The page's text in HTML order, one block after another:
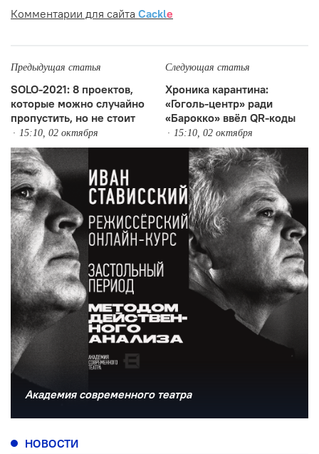
Комментарии для сайта Cackle
Предыдущая статья
SOLO-2021: 8 проектов,
которые можно случайно
пропустить, но не стоит
15:10, 02 октября
Следующая статья
Хроника карантина:
«Гоголь-центр» ради
«Барокко» ввёл QR-коды
15:10, 02 октября
Академия современного театра
НОВОСТИ